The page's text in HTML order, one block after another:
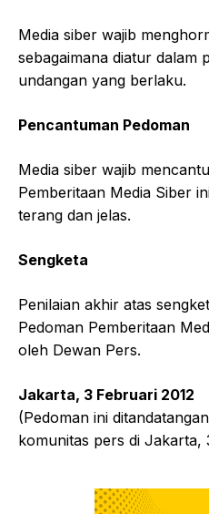
Media siber wajib
sebagaimana diatur dalam
undangan yang berlaku.
Pencantuman Pedoman
Media siber wajib
Pemberitaan Media Siber
terang dan jelas.
Sengketa
Penilaian akhir atas
Pedoman Pemberitaan
oleh Dewan Pers.
Jakarta, 3 Februari 2012
(Pedoman ini
komunitas pers di Jakarta,